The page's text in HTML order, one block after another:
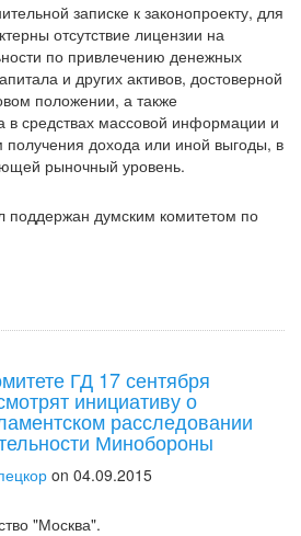
записке к законопроекту, для
отсутствие лицензии на
по привлечению денежных
и других активов, достоверной
положении, а также
в средствах массовой информации и
дохода или иной выгоды, в
рыночный уровень.
поддержан думским комитетом по
ГД 17 сентября
инициативу о
расследовании
Минобороны
on 04.09.2015
"Москва".